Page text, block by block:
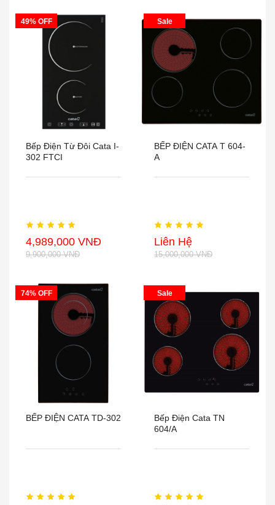
49% OFF
Bếp Điện Từ Đôi Cata I-
302 FTCI
4,989,000 VNĐ
9,900,000 VNĐ
Sale
BẾP ĐIỆN CATA T 604-
A
Liên Hệ
15,000,000 VNĐ
74% OFF
BẾP ĐIỆN CATA TD-302
Sale
Bếp Điện Cata TN
604/A